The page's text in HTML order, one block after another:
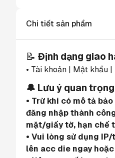
Chi tiết sản phẩm
📝 Định dạng giao
• Tài khoản | Mật khẩu
🔔 Lưu ý quan
• Trừ khi có mô tả
đăng nhập thành
mặt/giấy tờ, hạn chế
• Vui lòng sử dụng
lên acc die ngay